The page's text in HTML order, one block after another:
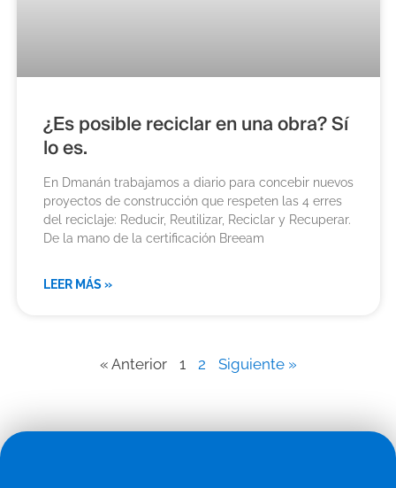
¿Es posible reciclar en una obra? Sí
lo es.
En Dmanán trabajamos a diario para concebir nuevos
proyectos de construcción que respeten las 4 erres
del reciclaje: Reducir, Reutilizar, Reciclar y Recuperar.
De la mano de la certificación Breeam
LEER MÁS »
« Anterior 1 2 Siguiente »